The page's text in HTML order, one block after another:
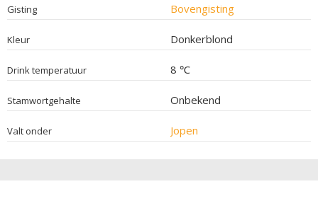
Gisting Bovengisting
Kleur Donkerblond
Drink temperatuur 8 ℃
Stamwortgehalte Onbekend
Valt onder Jopen